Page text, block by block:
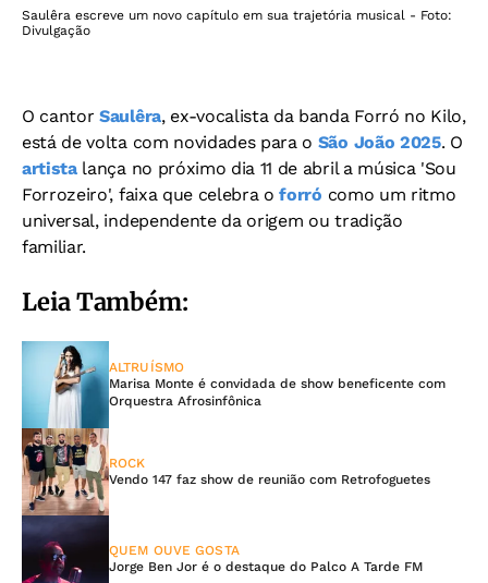
Saulêra escreve um novo capítulo em sua trajetória musical - Foto:
Divulgação
O cantorSaulêra, ex-vocalista da banda Forró no Kilo,
está de volta com novidades para o São João 2025. O
artistalança no próximo dia 11 de abril a música 'Sou
Forrozeiro', faixa que celebra oforró como um ritmo
universal, independente da origem ou tradição
familiar.
Leia Também:
ALTRUÍSMO
Marisa Monte é convidada de show beneficente com
Orquestra Afrosinfônica
ROCK
Vendo 147 faz show de reunião com Retrofoguetes
QUEM OUVE GOSTA
Jorge Ben Jor é o destaque do Palco A Tarde FM